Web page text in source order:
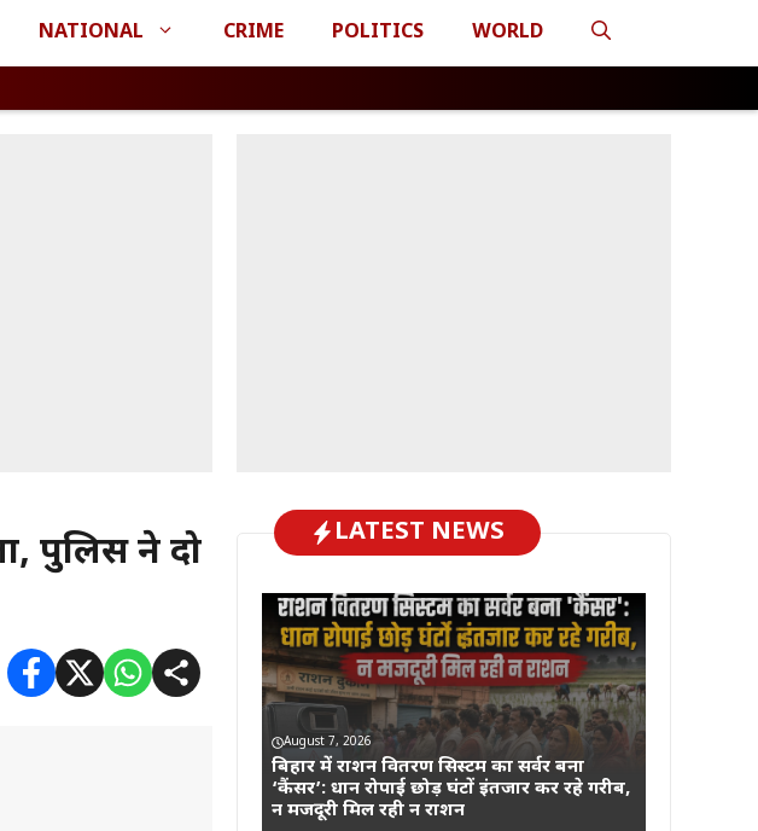
NATIONAL CRIME POLITICS WORLD
पुलिस ने दो
LATEST NEWS
August 7, 2026
बिहार में राशन वितरण सिस्टम का सर्वर बना
‘कैंसर’: धान रोपाई छोड़ घंटों इंतजार कर रहे गरीब,
न मजदूरी मिल रही न राशन